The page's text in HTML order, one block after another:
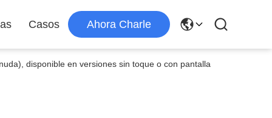
Casos Ahora Charle
disponible en versiones sin toque o con pantalla